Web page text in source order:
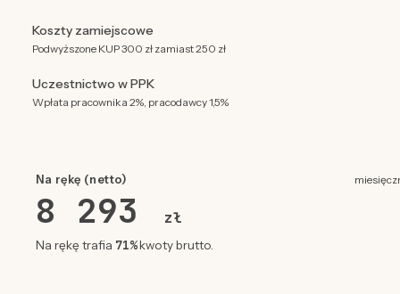
Koszty zamiejscowe
Podwyższone KUP 300 zł zamiast 250 zł
Uczestnictwo w PPK
Wpłata pracownika 2%, pracodawcy 1,5%
Na rękę (netto)
8 293 zł
Na rękę trafia 71%kwoty brutto.